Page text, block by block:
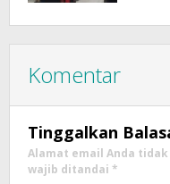
Komentar
Tinggalkan
Alamat email Anda
wajib ditandai *